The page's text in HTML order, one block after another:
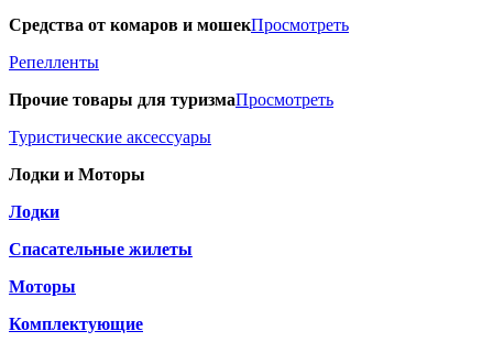
Средства от комаров и мошекПросмотреть
Репелленты
Прочие товары для туризмаПросмотреть
Туристические аксессуары
Лодки и Моторы
Лодки
Спасательные жилеты
Моторы
Комплектующие